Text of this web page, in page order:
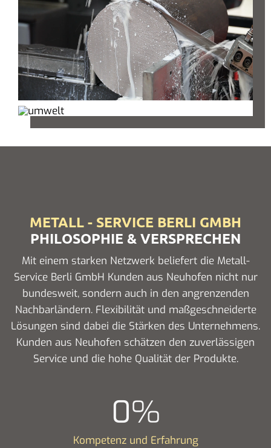
METALL - SERVICE BERLI GMBH
PHILOSOPHIE & VERSPRECHEN
Mit einem starken Netzwerk beliefert die Metall-
Service Berli GmbH Kunden aus Neuhofen nicht nur
bundesweit, sondern auch in den angrenzenden
Nachbarländern. Flexibilität und maßgeschneiderte
Lösungen sind dabei die Stärken des Unternehmens.
Kunden aus Neuhofen schätzen den zuverlässigen
Service und die hohe Qualität der Produkte.
0%
Kompetenz und Erfahrung